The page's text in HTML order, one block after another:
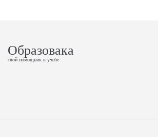
Образовака
твой помощник в учебе